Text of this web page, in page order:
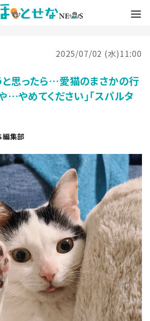
2025/07/02 (水)11:00
思ったら…愛猫のまさかの行
…やめてください」「スパルタ
編集部